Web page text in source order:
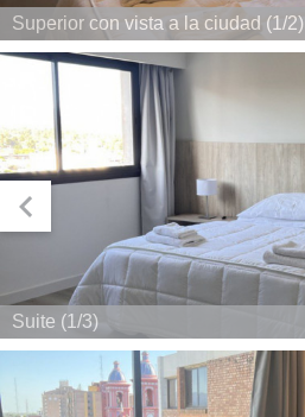
Superior con vista a la ciudad (1/2)
Suite (1/3)